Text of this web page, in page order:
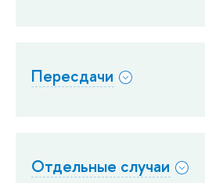
Пересдачи
Отдельные случаи